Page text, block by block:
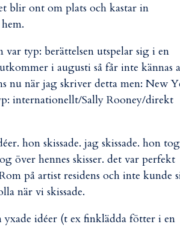
blir ont om plats och kastar in
var typ: berättelsen utspelar sig i en
i augusti så får inte kännas
nu när jag skriver detta men: New
internationellt/Sally Rooney/direkt
hon skissade. jag skissade. hon tog
över hennes skisser. det var perfekt
på artist residens och inte kunde
när vi skissade.
yxade idéer (t ex finklädda fötter i en